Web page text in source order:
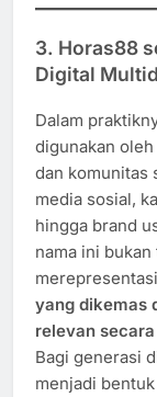
3. Horas88
Digital
Dalam
digunakan
dan komunitas
media sosial,
hingga brand
nama ini bukan
yang dikemas
relevan
Bagi generasi
menjadi bentuk